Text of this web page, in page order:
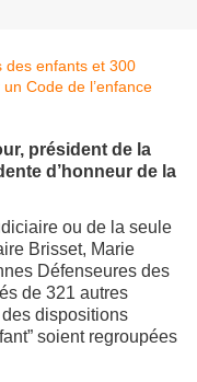
président de la
d’honneur de la
ou de la seule
Brisset, Marie
Défenseures des
de 321 autres
des dispositions
soient regroupées